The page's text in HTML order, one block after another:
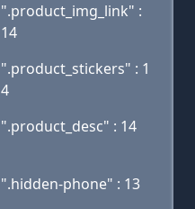
".product_img_link" :
14
".product_stickers" : 1
4
".product_desc" : 14
".hidden-phone" : 13